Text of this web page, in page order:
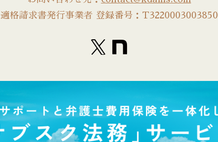
適格請求書発行事業者 登録番号：T3220003003850